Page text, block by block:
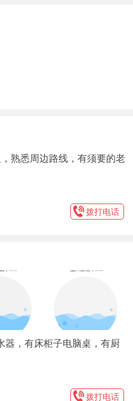
熟悉周边路线，有须要的老
拨打电话
器，有床柜子电脑桌，有厨
拨打电话